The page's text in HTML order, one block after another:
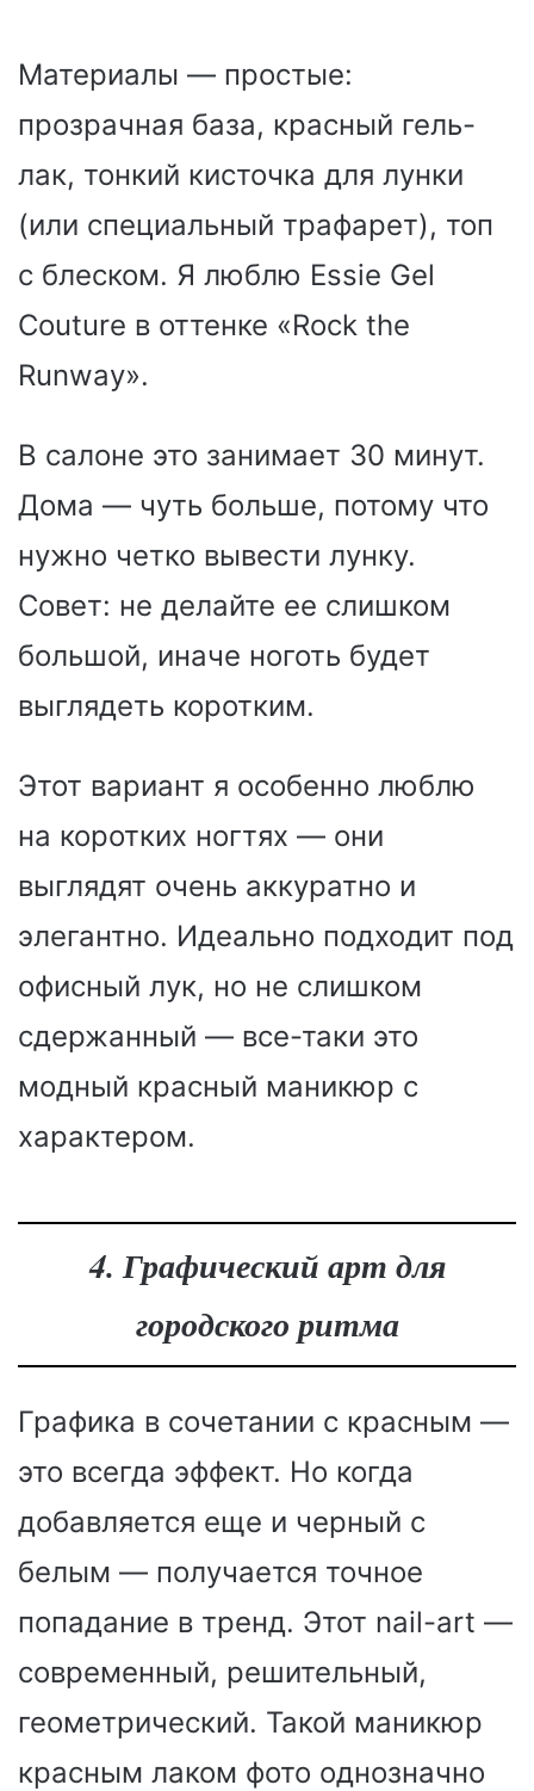
Материалы — простые:
прозрачная база, красный гель-
лак, тонкий кисточка для лунки
(или специальный трафарет), топ
с блеском. Я люблю Essie Gel
Couture в оттенке «Rock the
Runway».
В салоне это занимает 30 минут.
Дома — чуть больше, потому что
нужно четко вывести лунку.
Совет: не делайте ее слишком
большой, иначе ноготь будет
выглядеть коротким.
Этот вариант я особенно люблю
на коротких ногтях — они
выглядят очень аккуратно и
элегантно. Идеально подходит под
офисный лук, но не слишком
сдержанный — все-таки это
модный красный маникюр с
характером.
4. Графический арт для
городского ритма
Графика в сочетании с красным —
это всегда эффект. Но когда
добавляется еще и черный с
белым — получается точное
попадание в тренд. Этот nail-art —
современный, решительный,
геометрический. Такой маникюр
красным лаком фото однозначно